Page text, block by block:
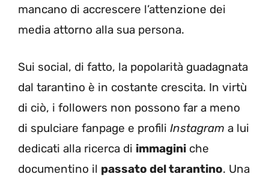
mancano di accrescere l’attenzione dei
media attorno alla sua persona.
Sui social, di fatto, la popolarità guadagnata
dal tarantino è in costante crescita. In virtù
di ciò, i followers non possono far a meno
di spulciare fanpage e profili Instagram a lui
dedicati alla ricerca di immagini che
documentino il passato del tarantino. Una